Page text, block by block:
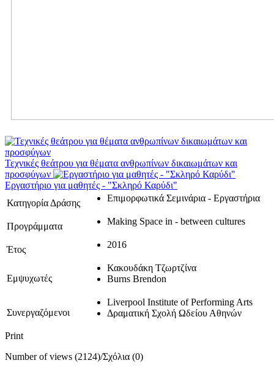
Τεχνικές θεάτρου για θέματα ανθρωπίνων δικαιωμάτων και
προσφύγων
Εργαστήριο για μαθητές - "Σκληρό Καρύδι"
Κατηγορία Δράσης
Επιμορφωτικά Σεμινάρια - Εργαστήρια
Προγράμματα Making Space in - between cultures
Έτος 2016
Εμψυχωτές
Κακουδάκη Τζωρτζίνα
Burns Brendon
Συνεργαζόμενοι
Liverpool Institute of Performing Arts
Δραματική Σχολή Ωδείου Αθηνών
Print
Number of views (2124)/Σχόλια (0)